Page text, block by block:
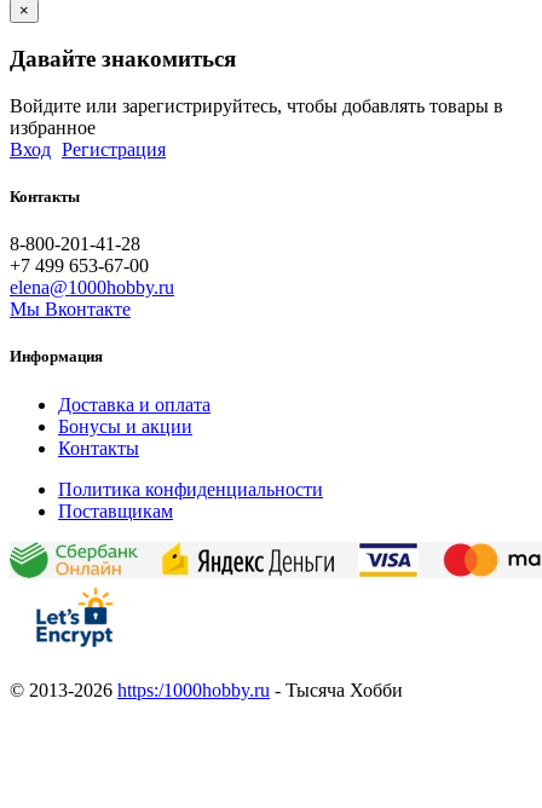
×
Давайте знакомиться
Войдите или зарегистрируйтесь, чтобы добавлять товары в
избранное
Вход Регистрация
Контакты
8-800-201-41-28
+7 499 653-67-00
elena@1000hobby.ru
Мы Вконтакте
Информация
Доставка и оплата
Бонусы и акции
Контакты
Политика конфиденциальности
Поставщикам
© 2013-2026 https:/1000hobby.ru - Тысяча Хобби